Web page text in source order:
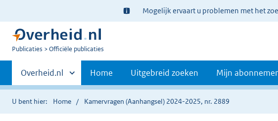
Ter
informatie:
Mogelijk ervaart u problemen met het
U
Publicaties Officiële publicaties
Primaire
navigatie
Andere
sites
binnen
Overheid.nl Home Uitgebreid zoeken Mijn
U bent hier: Home Kamervragen (Aanhangsel) 2024-2025, nr. 2889